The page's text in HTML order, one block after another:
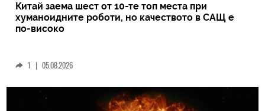
Китай заема шест от 10-те топ места при
хуманоидните роботи, но качеството в САЩ е
по-високо
1 | 05.08.2026